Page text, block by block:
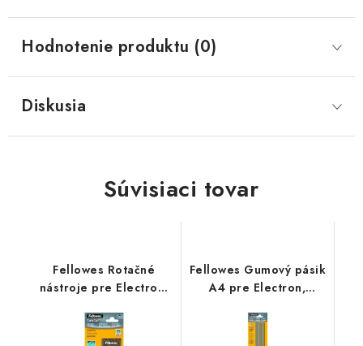
Hodnotenie produktu (0)
Diskusia
Súvisiaci tovar
Fellowes Rotačné
nástroje pre Electron,
FELCUTTOOL
Fellowes Gumový pásik
A4 pre Electron,
FELCUTSTRIP4